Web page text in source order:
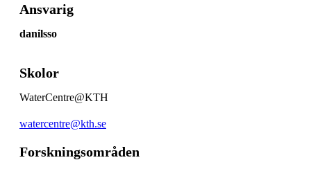
Ansvarig
danilsso
Skolor
WaterCentre@KTH
watercentre@kth.se
Forskningsområden